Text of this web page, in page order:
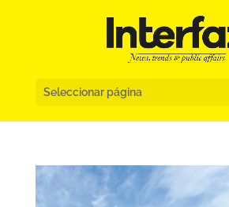
Seleccionar página